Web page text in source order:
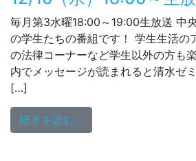
毎月第3水曜18:00～19:00生放送 中
の学生たちの番組です！ 学生生活の
の法律コーナーなど学生以外の方も
内でメッセージが読まれると清水ゼ
[…]
続きを読む…